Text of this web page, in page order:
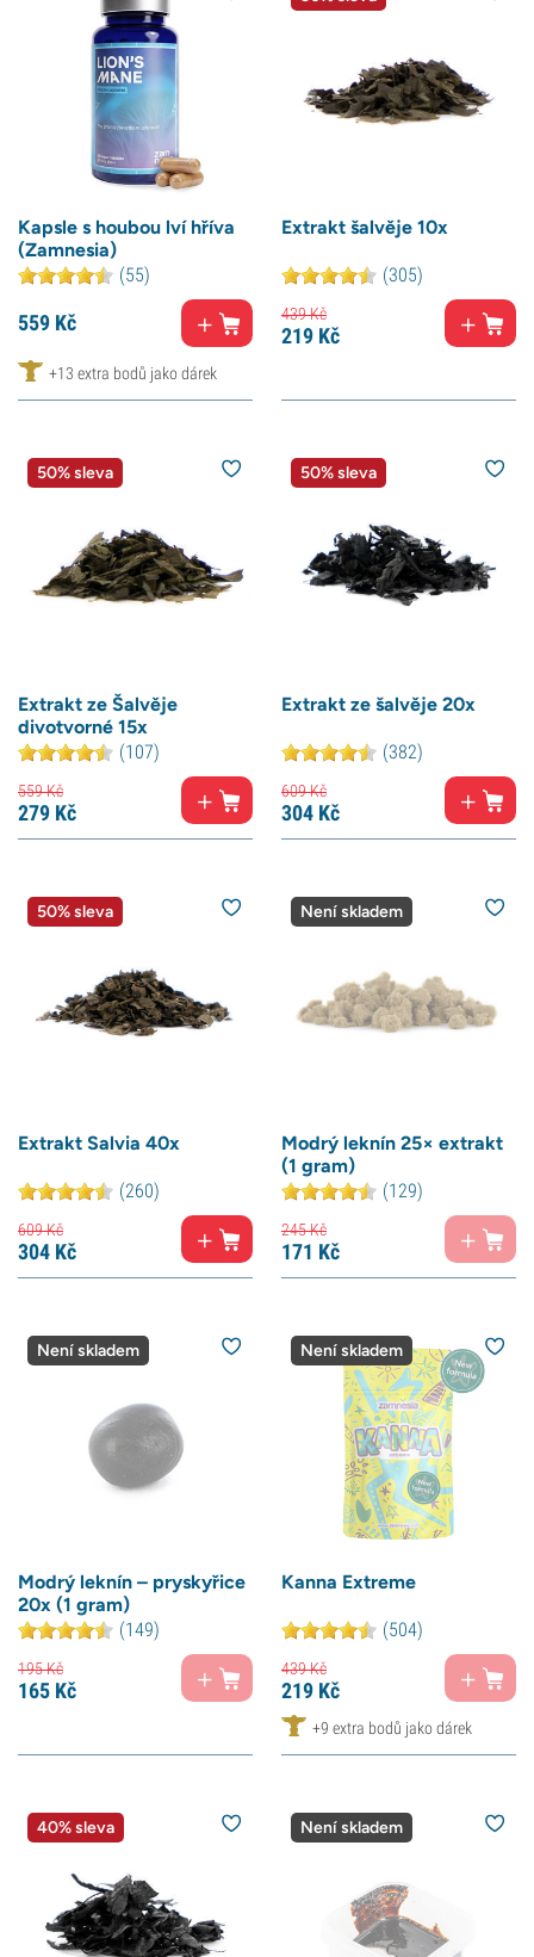
Kapsle s houbou lví hříva
(Zamnesia)
(55)
559 Kč
+13 extra bodů jako dárek
Extrakt šalvěje 10x
(305)
439Kč
219 Kč
50% sleva
Extrakt ze Šalvěje
divotvorné 15x
(107)
559Kč
279 Kč
50% sleva
Extrakt ze šalvěje 20x
(382)
609Kč
304 Kč
50% sleva
Extrakt Salvia 40x
(260)
609Kč
304 Kč
Není skladem
Modrý leknín 25× extrakt
(1 gram)
(129)
245Kč
171 Kč
Není skladem
Modrý leknín – pryskyřice
20x (1 gram)
(149)
195Kč
165 Kč
Není skladem
Kanna Extreme
(504)
439Kč
219 Kč
+9 extra bodů jako dárek
40% sleva Není skladem